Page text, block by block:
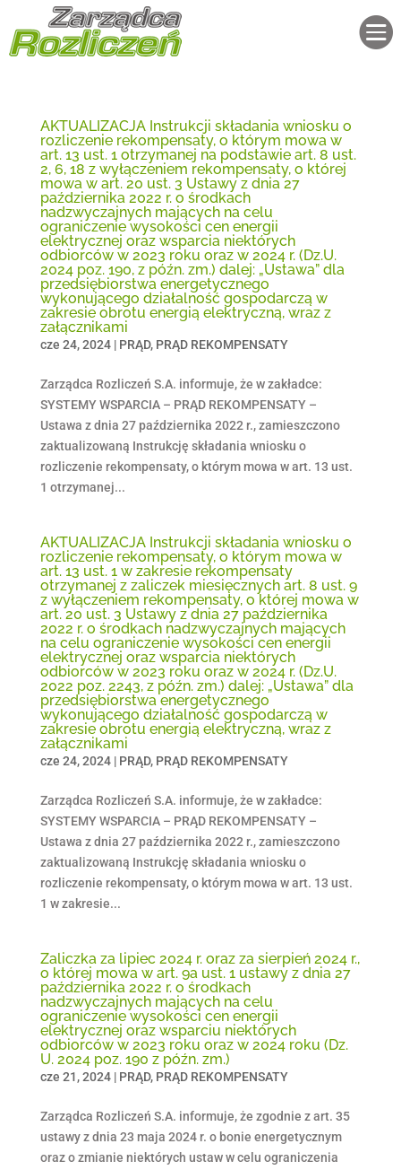

AKTUALIZACJA Instrukcji składania wniosku o
rozliczenie rekompensaty, o którym mowa w
art. 13 ust. 1 otrzymanej na podstawie art. 8 ust.
2, 6, 18 z wyłączeniem rekompensaty, o której
mowa w art. 20 ust. 3 Ustawy z dnia 27
października 2022 r. o środkach
nadzwyczajnych mających na celu
ograniczenie wysokości cen energii
elektrycznej oraz wsparcia niektórych
odbiorców w 2023 roku oraz w 2024 r. (Dz.U.
2024 poz. 190, z późn. zm.) dalej: „Ustawa” dla
przedsiębiorstwa energetycznego
wykonującego działalność gospodarczą w
zakresie obrotu energią elektryczną, wraz z
załącznikami
cze 24, 2024| PRĄD, PRĄD REKOMPENSATY
Zarządca Rozliczeń S.A. informuje, że w zakładce:
SYSTEMY WSPARCIA – PRĄD REKOMPENSATY –
Ustawa z dnia 27 października 2022 r., zamieszczono
zaktualizowaną Instrukcję składania wniosku o
rozliczenie rekompensaty, o którym mowa w art. 13 ust.
1 otrzymanej...
AKTUALIZACJA Instrukcji składania wniosku o
rozliczenie rekompensaty, o którym mowa w
art. 13 ust. 1 w zakresie rekompensaty
otrzymanej z zaliczek miesięcznych art. 8 ust. 9
z wyłączeniem rekompensaty, o której mowa w
art. 20 ust. 3 Ustawy z dnia 27 października
2022 r. o środkach nadzwyczajnych mających
na celu ograniczenie wysokości cen energii
elektrycznej oraz wsparcia niektórych
odbiorców w 2023 roku oraz w 2024 r. (Dz.U.
2022 poz. 2243, z późn. zm.) dalej: „Ustawa” dla
przedsiębiorstwa energetycznego
wykonującego działalność gospodarczą w
zakresie obrotu energią elektryczną, wraz z
załącznikami
cze 24, 2024| PRĄD, PRĄD REKOMPENSATY
Zarządca Rozliczeń S.A. informuje, że w zakładce:
SYSTEMY WSPARCIA – PRĄD REKOMPENSATY –
Ustawa z dnia 27 października 2022 r., zamieszczono
zaktualizowaną Instrukcję składania wniosku o
rozliczenie rekompensaty, o którym mowa w art. 13 ust.
1 w zakresie...
Zaliczka za lipiec 2024 r. oraz za sierpień 2024 r.,
o której mowa w art. 9a ust. 1 ustawy z dnia 27
października 2022 r. o środkach
nadzwyczajnych mających na celu
ograniczenie wysokości cen energii
elektrycznej oraz wsparciu niektórych
odbiorców w 2023 roku oraz w 2024 roku (Dz.
U. 2024 poz. 190 z późn. zm.)
cze 21, 2024| PRĄD, PRĄD REKOMPENSATY
Zarządca Rozliczeń S.A. informuje, że zgodnie z art. 35
ustawy z dnia 23 maja 2024 r. o bonie energetycznym
oraz o zmianie niektórych ustaw w celu ograniczenia